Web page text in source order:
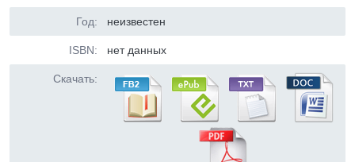
Год: неизвестен
ISBN: нет данных
Скачать: